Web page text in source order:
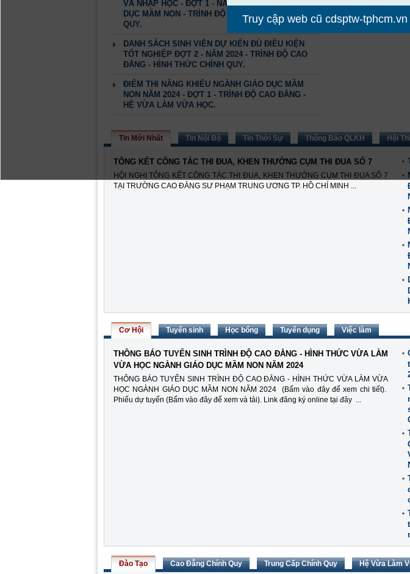
VÀ NHẬP HỌC - ĐỢT 1 - NĂM 2024 - NGÀNH GIÁO
DỤC MẦM NON - TRÌNH ĐỘ CAO ĐẲNG - HỆ CHÍNH
QUY.
DANH SÁCH SINH VIÊN DỰ KIẾN ĐỦ ĐIỀU KIỆN
TỐT NGHIỆP ĐỢT 2 - NĂM 2024 - TRÌNH ĐỘ CAO
ĐẲNG - HÌNH THỨC CHÍNH QUY.
ĐIỂM THI NĂNG KHIẾU NGÀNH GIÁO DỤC MẦM
NON NĂM 2024 - ĐỢT 1 - TRÌNH ĐỘ CAO ĐẲNG -
HỆ VỪA LÀM VỪA HỌC.
Tin Mới Nhất Tin Nội Bộ Tin Thời Sự Thông Báo QLKH Hội
TỔNG KẾT CÔNG TÁC THI ĐUA, KHEN THƯỞNG CỤM THI ĐUA SỐ 7
HỘI NGHỊ TỔNG KẾT CÔNG TÁC THI ĐUA, KHEN THƯỞNG CỤM THI ĐUA SỐ 7
TẠI TRƯỜNG CAO ĐẲNG SƯ PHẠM TRUNG ƯƠNG TP. HỒ CHÍ MINH ...
Cơ Hội Tuyển sinh Học bổng Tuyển dụng Việc làm
THÔNG BÁO TUYỂN SINH TRÌNH ĐỘ CAO ĐẲNG - HÌNH THỨC VỪA LÀM
VỪA HỌC NGÀNH GIÁO DỤC MẦM NON NĂM 2024
THÔNG BÁO TUYỂN SINH TRÌNH ĐỘ CAO ĐẲNG - HÌNH THỨC VỪA LÀM VỪA
HỌC NGÀNH GIÁO DỤC MẦM NON NĂM 2024 (Bấm vào đây để xem chi tiết).
Phiếu dự tuyển (Bấm vào đây để xem và tải). Link đăng ký online tại đây ...
Đào Tạo Cao Đẳng Chính Quy Trung Cấp Chính Quy Hệ Vừa Làm
Truy cập web cũ cdsptw-